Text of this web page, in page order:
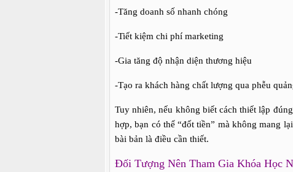
-Tăng doanh số nhanh chóng
-Tiết kiệm chi phí marketing
-Gia tăng độ nhận diện thương hiệu
-Tạo ra khách hàng chất lượng qua phễu
Tuy nhiên, nếu không biết cách thiết lập
hợp, bạn có thể “đốt tiền” mà không mang
bài bản là điều cần thiết.
Đối Tượng Nên Tham Gia Khóa Học